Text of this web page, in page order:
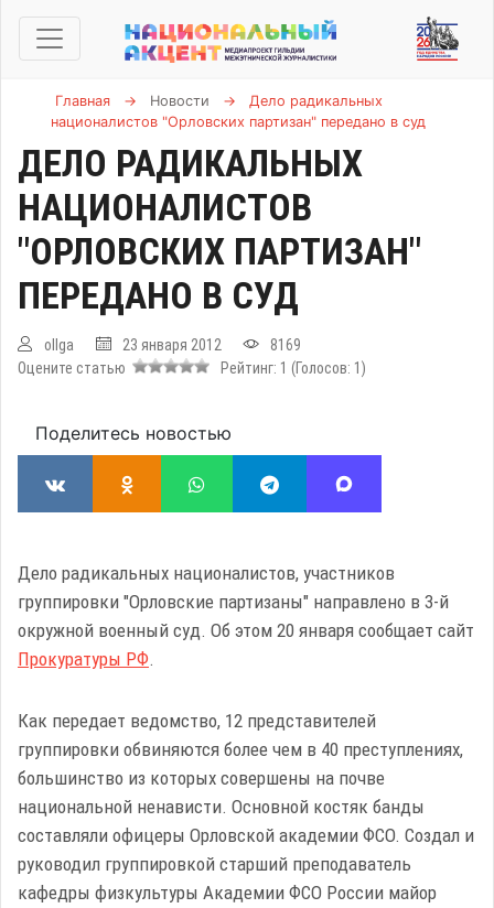
Главная → Новости →
Дело радикальных
националистов "Орловских партизан" передано в суд
ДЕЛО РАДИКАЛЬНЫХ
НАЦИОНАЛИСТОВ
"ОРЛОВСКИХ ПАРТИЗАН"
ПЕРЕДАНО В СУД
ollga 23 января 2012
8169
Оцените статью
Рейтинг: 1 (Голосов: 1 )
Поделитесь новостью
Дело радикальных националистов, участников
группировки "Орловские партизаны" направлено в 3-й
окружной военный суд. Об этом 20 января сообщает сайт
Прокуратуры РФ.
Как передает ведомство, 12 представителей
группировки обвиняются более чем в 40 преступлениях,
большинство из которых совершены на почве
национальной ненависти. Основной костяк банды
составляли офицеры Орловской академии ФСО. Создал и
руководил группировкой старший преподаватель
кафедры физкультуры Академии ФСО России майор